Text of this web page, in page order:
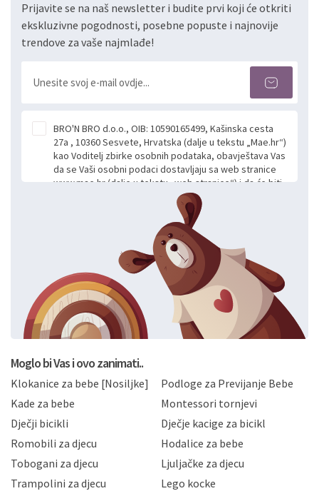
Prijavite se na naš newsletter i budite prvi koji će otkriti
ekskluzivne pogodnosti, posebne popuste i najnovije
trendove za vaše najmlađe!
BRO'N BRO d.o.o., OIB: 10590165499, Kašinska cesta
27a , 10360 Sesvete, Hrvatska (dalje u tekstu „Mae.hr“)
kao Voditelj zbirke osobnih podataka, obavještava Vas
da se Vaši osobni podaci dostavljaju sa web stranice
www.mae.hr (dalje u tekstu „web stranice“) i da će biti
obrađeni. Prihvaćanjem ove Izjave smatra se da
slobodno i izričito dajete privolu za prikupljanje i daljnju
obradu Vaših osobnih podataka koje ustupate Mae.hr
putem ovih web stranica u svrhu odgovora i daljnje
komunikacije na Vaš upit poslan kroz kontakt obrazac.
Radi se o dobrovoljnom davanju podataka te ovu
Izjavu niste dužni prihvatiti odnosno niste dužni unositi
svoje osobne podatke u jednu od prijavnih
formi/obrazaca dostupnih na ovim web stranicama.
BRO'N BRO d.o.o. će s Vašim osobnim podacima
postupati sukladno Općoj uredbi o zaštiti podataka
privatnosti i kolačića koju možete pročitati ovdje i
Hrvatske, a uvijek uz primjenu odgovarajućih tehničkih i
sigurnosnih mjera zaštite osobnih podataka od
neovlaštenog pristupa, zlouporabe, otkrivanja,
gubitka ili uništenja. Mae.hr štiti privatnost svojih
korisnika i posjetitelja web stranica, čuva povjerljivost
Vaših osobnih podataka te omogućava pristup i
priopćavanje osobnih podataka samo onim svojim
zaposlenicima kojima su isti potrebni radi provedbe
Moglo bi Vas i ovo zanimati..
Klokanice za bebe [Nosiljke]
Podloge za Previjanje Bebe
Kade za bebe
Montessori tornjevi
Dječji bicikli
Dječje kacige za bicikl
Romobili za djecu
Hodalice za bebe
Tobogani za djecu
Ljuljačke za djecu
Trampolini za djecu
Lego kocke